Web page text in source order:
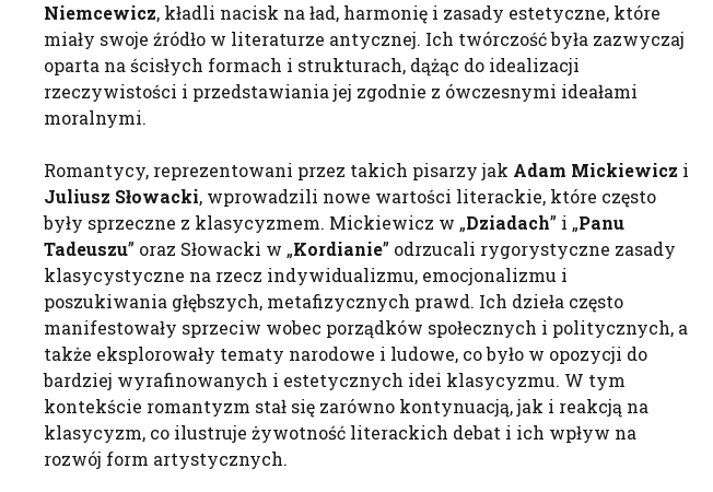
Niemcewicz, kładli nacisk na ład, harmonię i zasady estetyczne, które
miały swoje źródło w literaturze antycznej. Ich twórczość była zazwyczaj
oparta na ścisłych formach i strukturach, dążąc do idealizacji
rzeczywistości i przedstawiania jej zgodnie z ówczesnymi ideałami
moralnymi.
Romantycy, reprezentowani przez takich pisarzy jak Adam Mickiewicz i
Juliusz Słowacki, wprowadzili nowe wartości literackie, które często
były sprzeczne z klasycyzmem. Mickiewicz w „Dziadach” i „Panu
Tadeuszu” oraz Słowacki w „Kordianie” odrzucali rygorystyczne zasady
klasycystyczne na rzecz indywidualizmu, emocjonalizmu i
poszukiwania głębszych, metafizycznych prawd. Ich dzieła często
manifestowały sprzeciw wobec porządków społecznych i politycznych, a
także eksplorowały tematy narodowe i ludowe, co było w opozycji do
bardziej wyrafinowanych i estetycznych idei klasycyzmu. W tym
kontekście romantyzm stał się zarówno kontynuacją, jak i reakcją na
klasycyzm, co ilustruje żywotność literackich debat i ich wpływ na
rozwój form artystycznych.